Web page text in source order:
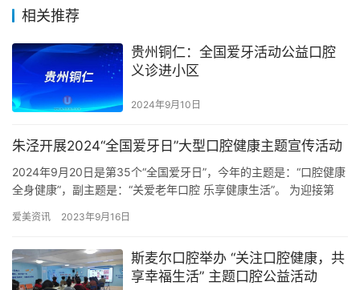
相关推荐
贵州铜仁：全国爱牙活动公益口腔
义诊进小区
2024年9月10日
朱泾开展2024“全国爱牙日”大型口腔健康主题宣传活动
2024年9月20日是第35个“全国爱牙日”，今年的主题是：“口腔健康
全身健康”，副主题是：“关爱老年口腔 乐享健康生活”。 为迎接第
爱美资讯 2023年9月16日
斯麦尔口腔举办 “关注口腔健康，共
享幸福生活” 主题口腔公益活动